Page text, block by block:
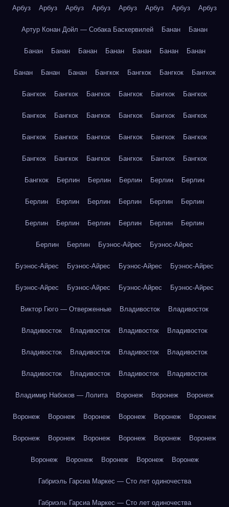
Арбуз Арбуз Арбуз Арбуз Арбуз Арбуз Арбуз Арбуз
Артур Конан Дойл — Собака Баскервилей Банан Банан
Банан Банан Банан Банан Банан Банан Банан
Банан Банан Банан Бангкок Бангкок Бангкок Бангкок
Бангкок Бангкок Бангкок Бангкок Бангкок Бангкок
Бангкок Бангкок Бангкок Бангкок Бангкок Бангкок
Бангкок Бангкок Бангкок Бангкок Бангкок Бангкок
Бангкок Бангкок Бангкок Бангкок Бангкок Бангкок
Бангкок Берлин Берлин Берлин Берлин Берлин
Берлин Берлин Берлин Берлин Берлин Берлин
Берлин Берлин Берлин Берлин Берлин Берлин
Берлин Берлин Буэнос-Айрес Буэнос-Айрес
Буэнос-Айрес Буэнос-Айрес Буэнос-Айрес Буэнос-Айрес
Буэнос-Айрес Буэнос-Айрес Буэнос-Айрес Буэнос-Айрес
Виктор Гюго — Отверженные Владивосток Владивосток
Владивосток Владивосток Владивосток Владивосток
Владивосток Владивосток Владивосток Владивосток
Владивосток Владивосток Владивосток Владивосток
Владимир Набоков — Лолита Воронеж Воронеж Воронеж
Воронеж Воронеж Воронеж Воронеж Воронеж Воронеж
Воронеж Воронеж Воронеж Воронеж Воронеж Воронеж
Воронеж Воронеж Воронеж Воронеж Воронеж
Габриэль Гарсиа Маркес — Сто лет одиночества
Габриэль Гарсиа Маркес — Сто лет одиночества